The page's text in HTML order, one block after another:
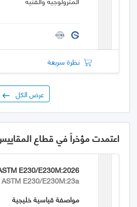
نظرة سريعة
عرض الكل
اعتمدت مؤخراً في قطاع
E230/E230M:2026
ASTM E230/E230M:23a
مواصفة قياسية خليجية